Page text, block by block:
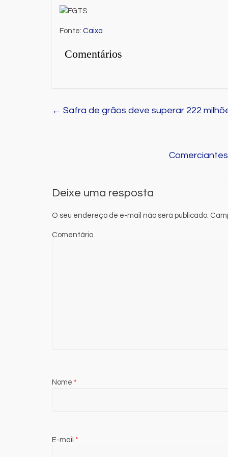
Fonte: Caixa
Comentários
← Safra de grãos deve superar 222
Deixe uma resposta
O seu endereço de e-mail não será publicado.
Comentário
Nome *
E-mail *
Bahia Destaque
de